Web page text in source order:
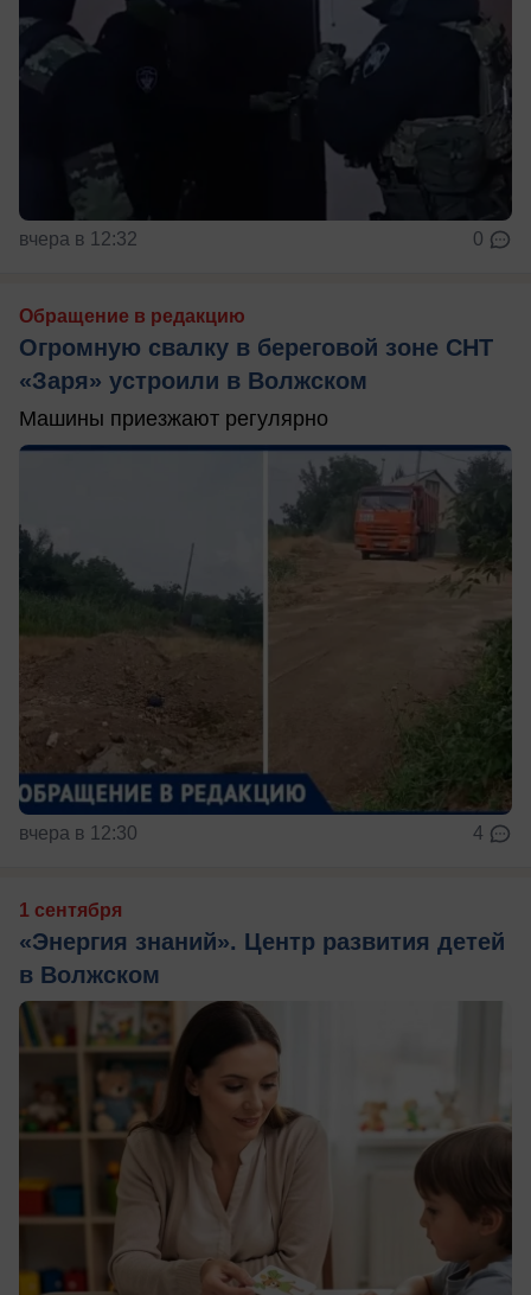
вчера в 12:32 0
Обращение в редакцию
Огромную свалку в береговой зоне СНТ
«Заря» устроили в Волжском
Машины приезжают регулярно
вчера в 12:30 4
1 сентября
«Энергия знаний». Центр развития детей
в Волжском